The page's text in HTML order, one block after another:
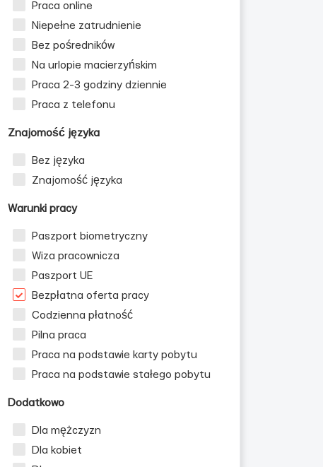
Praca online
Niepełne zatrudnienie
Bez pośredników
Na urlopie macierzyńskim
Praca 2-3 godziny dziennie
Praca z telefonu
Znajomość języka
Bez języka
Znajomość języka
Warunki pracy
Paszport biometryczny
Wiza pracownicza
Paszport UE
Bezpłatna oferta pracy
Codzienna płatność
Pilna praca
Praca na podstawie karty pobytu
Praca na podstawie stałego pobytu
Dodatkowo
Dla mężczyzn
Dla kobiet